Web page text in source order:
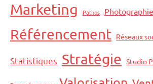
Marketing Pathos Photographie
Référencement Réseaux
Statistiques Stratégie Studio